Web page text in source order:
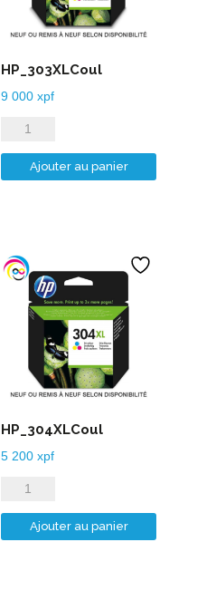
HP_303XLCoul
9 000xpf
quantité
de
HP_303XLCoul
Ajouter au panier
HP_304XLCoul
5 200xpf
quantité
de
HP_304XLCoul
Ajouter au panier